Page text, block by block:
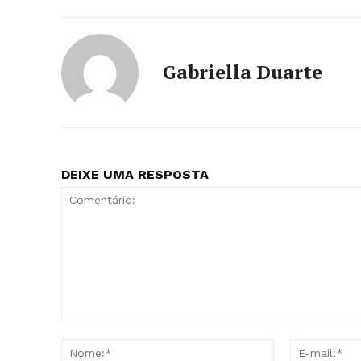
Gabriella Duarte
DEIXE UMA RESPOSTA
Nome:*